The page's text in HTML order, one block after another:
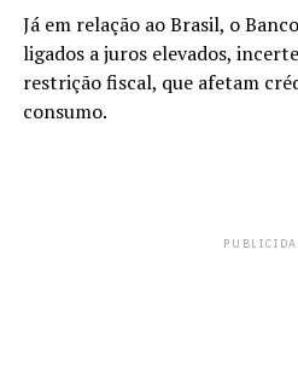
Já em relação ao Brasil, o
ligados a juros elevados,
restrição fiscal, que afetam
consumo.